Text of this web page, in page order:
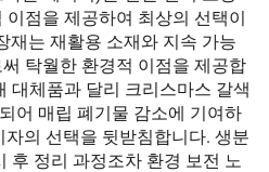
점을 제공하여 최상의 선택이
재는 재활용 소재와 지속 가능
탁월한 환경적 이점을 제공합
대체품과 달리 크리스마스 갈색
어 매립 폐기물 감소에 기여하
의 선택을 뒷받침합니다. 생분
후 정리 과정조차 환경 보전 노